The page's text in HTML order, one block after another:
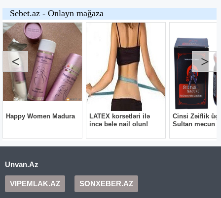
Unvan.Az
VIPEMLAK.AZ SONXEBER.AZ